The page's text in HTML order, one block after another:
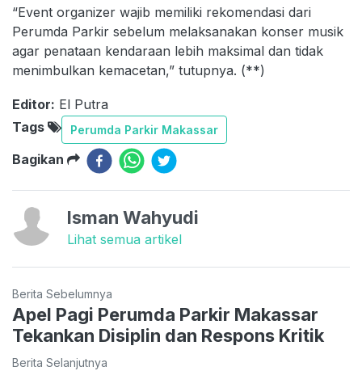
“Event organizer wajib memiliki rekomendasi dari
Perumda Parkir sebelum melaksanakan konser musik
agar penataan kendaraan lebih maksimal dan tidak
menimbulkan kemacetan,” tutupnya. (**)
Editor: El Putra
Tags
Perumda Parkir Makassar
Bagikan
Isman Wahyudi
Lihat semua artikel
Berita Sebelumnya
Apel Pagi Perumda Parkir Makassar
Tekankan Disiplin dan Respons Kritik
Berita Selanjutnya